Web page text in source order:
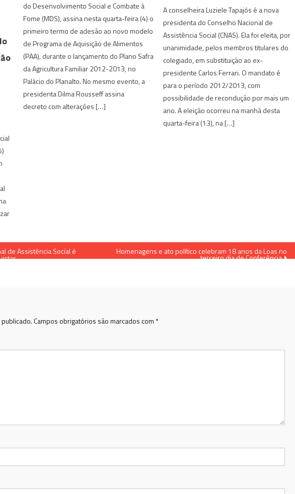
do Desenvolvimento Social e Combate à
Fome (MDS), assina nesta quarta-feira (4) o
primeiro termo de adesão ao novo modelo
de Programa de Aquisição de Alimentos
(PAA), durante o lançamento do Plano Safra
da Agricultura Familiar 2012-2013, no
Palácio do Planalto. No mesmo evento, a
presidenta Dilma Rousseff assina
decreto com alterações […]
A conselheira Luziele Tapajós é a nova
presidenta do Conselho Nacional de
Assistência Social (CNAS). Ela foi eleita, por
unanimidade, pelos membros titulares do
colegiado, em substituição ao ex-
presidente Carlos Ferrari. O mandato é
para o período 2012/2013, com
possibilidade de recondução por mais um
ano. A eleição ocorreu na manhã desta
quarta-feira (13), na […]
de Assistência Social é Homenagens e ato político celebram 18 anos da Loas no
terceiro dia de Conferência
Campos obrigatórios são marcados com *